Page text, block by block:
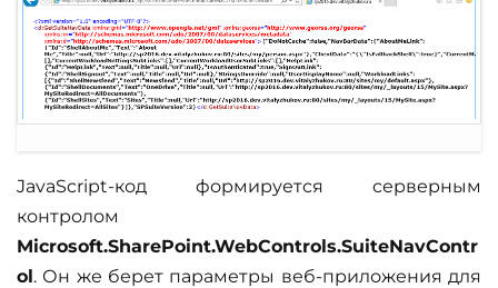
JavaScript-код формируется серверным
контролом
Microsoft.SharePoint.WebControls.SuiteNavContr
ol. Он же берет параметры веб-приложения для